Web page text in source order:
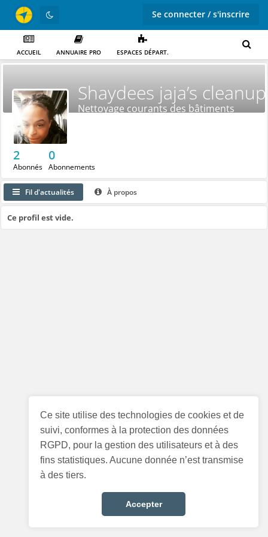
Ce site utilise des technologies de cookies et de
suivi, conformes à la protection des données
RGPD, pour la gestion des utilisateurs et à des
fins statistiques. Aucune donnée n’est transmise
à des tiers.
Accepter
Se connecter / s'inscrire
ACCUEIL ANNUAIRE PRO ESPACES DÉPART.
Shaydees jaja’s cleanup
Nettoyage courants des bâtiments
2
Abonnés
0
Abonnements
Fil d'actualités À propos
Ce profil est vide.